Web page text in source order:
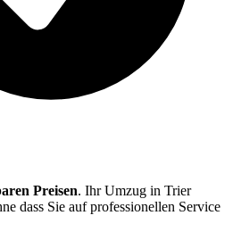
Preisen. Ihr Umzug in Trier
dass Sie auf professionellen Service